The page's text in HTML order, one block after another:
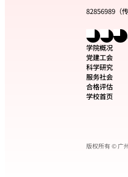
82856989（传
学院概况
党建工会
科学研究
服务社会
合格评估
学校首页
版权所有 © 广